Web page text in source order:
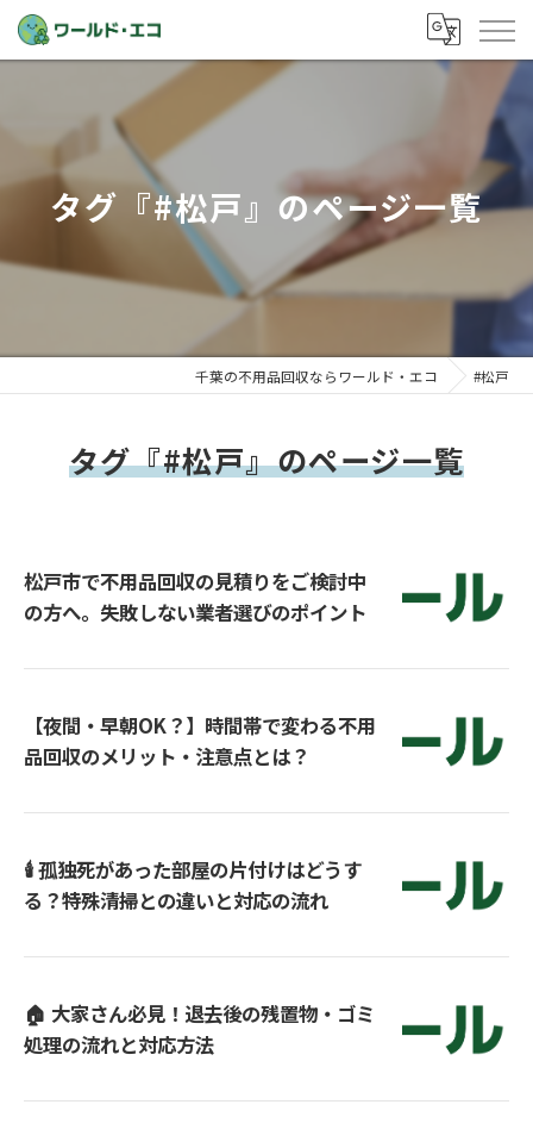
タグ『#松戸』のページ一覧
千葉の不用品回収ならワールド・エコ #松戸
タグ『#松戸』のページ一覧
松戸市で不用品回収の見積りをご検討中
の方へ。失敗しない業者選びのポイント
【夜間・早朝OK？】時間帯で変わる不用
品回収のメリット・注意点とは？
🕯 孤独死があった部屋の片付けはどうす
る？特殊清掃との違いと対応の流れ
🏠 大家さん必見！退去後の残置物・ゴミ
処理の流れと対応方法